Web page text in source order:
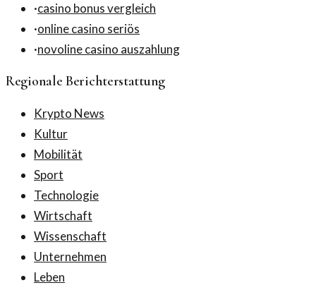
·casino bonus vergleich
·online casino seriös
·novoline casino auszahlung
Regionale Berichterstattung
Krypto News
Kultur
Mobilität
Sport
Technologie
Wirtschaft
Wissenschaft
Unternehmen
Leben